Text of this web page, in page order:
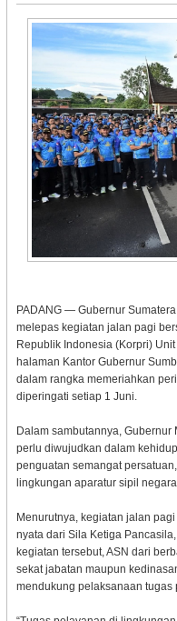
PADANG — Gubernur
melepas kegiatan jalan pagi
Republik Indonesia (Korpri)
halaman Kantor Gubernur
dalam rangka memeriahkan
diperingati setiap 1 Juni.
Dalam sambutannya,
perlu diwujudkan dalam
penguatan semangat
lingkungan aparatur sipil
Menurutnya, kegiatan jalan
nyata dari Sila Ketiga
kegiatan tersebut, ASN dari
sekat jabatan maupun
mendukung pelaksanaan